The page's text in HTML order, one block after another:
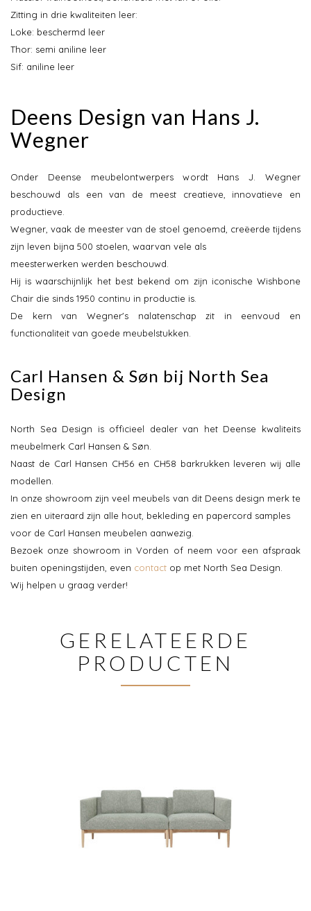
Zitting in drie kwaliteiten leer:
Loke: beschermd leer
Thor: semi aniline leer
Sif: aniline leer
Deens Design van Hans J.
Wegner
Onder Deense meubelontwerpers wordt Hans J. Wegner
beschouwd als een van de meest creatieve, innovatieve en
productieve.
Wegner, vaak de meester van de stoel genoemd, creëerde tijdens
zijn leven bijna 500 stoelen, waarvan vele als
meesterwerken werden beschouwd.
Hij is waarschijnlijk het best bekend om zijn iconische Wishbone
Chair die sinds 1950 continu in productie is.
De kern van Wegner's nalatenschap zit in eenvoud en
functionaliteit van goede meubelstukken.
Carl Hansen & Søn bij North Sea
Design
North Sea Design is officieel dealer van het Deense kwaliteits
meubelmerk Carl Hansen & Søn.
Naast de Carl Hansen CH56 en CH58 barkrukken leveren wij alle
modellen.
In onze showroom zijn veel meubels van dit Deens design merk te
zien en uiteraard zijn alle hout, bekleding en papercord samples
voor de Carl Hansen meubelen aanwezig.
Bezoek onze showroom in Vorden of neem voor een afspraak
buiten openingstijden, even contact op met North Sea Design.
Wij helpen u graag verder!
GERELATEERDE
PRODUCTEN